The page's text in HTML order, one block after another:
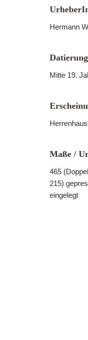
Hermann
Mitte 19.
Maße /
465
215)
eingelegt